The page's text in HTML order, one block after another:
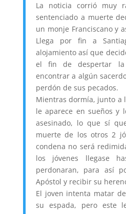
La noticia corrió muy
sentenciado a muerte
un monje Franciscano y
Llega por fin a
alojamiento así que
el fin de despertar la
encontrar a algún
perdón de sus pecados.
Mientras dormía, junto a
le aparece en sueños y
asesinado, lo que sí
muerte de los otros 2
condena no será
los jóvenes llegase
perdonaran, para así
Apóstol y recibir su
El joven intenta matar
su espada, pero este